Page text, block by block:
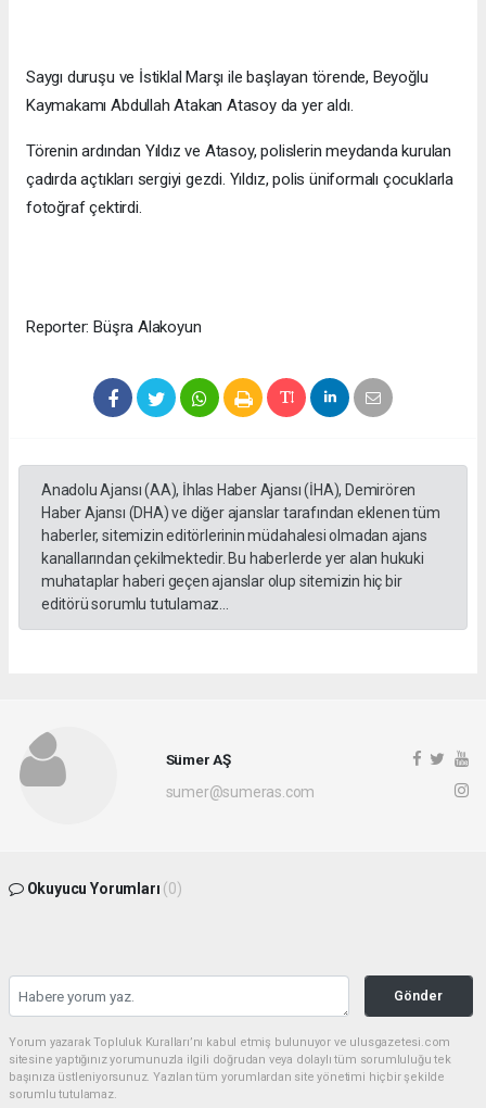
Saygı duruşu ve İstiklal Marşı ile başlayan törende, Beyoğlu
Kaymakamı Abdullah Atakan Atasoy da yer aldı.
Törenin ardından Yıldız ve Atasoy, polislerin meydanda kurulan
çadırda açtıkları sergiyi gezdi. Yıldız, polis üniformalı çocuklarla
fotoğraf çektirdi.
Reporter: Büşra Alakoyun
Anadolu Ajansı (AA), İhlas Haber Ajansı (İHA), Demirören
Haber Ajansı (DHA) ve diğer ajanslar tarafından eklenen tüm
haberler, sitemizin editörlerinin müdahalesi olmadan ajans
kanallarından çekilmektedir. Bu haberlerde yer alan hukuki
muhataplar haberi geçen ajanslar olup sitemizin hiç bir
editörü sorumlu tutulamaz...
Sümer AŞ
sumer@sumeras.com
Okuyucu Yorumları (0)
Gönder
Yorum yazarak Topluluk Kuralları’nı kabul etmiş bulunuyor ve ulusgazetesi.com
sitesine yaptığınız yorumunuzla ilgili doğrudan veya dolaylı tüm sorumluluğu tek
başınıza üstleniyorsunuz. Yazılan tüm yorumlardan site yönetimi hiçbir şekilde
sorumlu tutulamaz.